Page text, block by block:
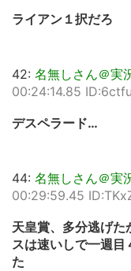
ライアン１択だろ
42: 名無しさん＠実
00:24:14.85
デスペラード…
44: 名無しさん＠実
00:29:59.45
天皇賞、多分逃げ
スは速いしで一週目
た